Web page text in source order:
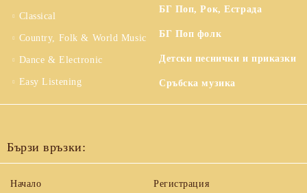
Classical
Country, Folk & World Music
Dance & Electronic
Easy Listening
БГ Поп, Рок, Естрада
БГ Поп фолк
Детски песнички и приказки
Сръбска музика
Бързи връзки:
Начало Регистрация